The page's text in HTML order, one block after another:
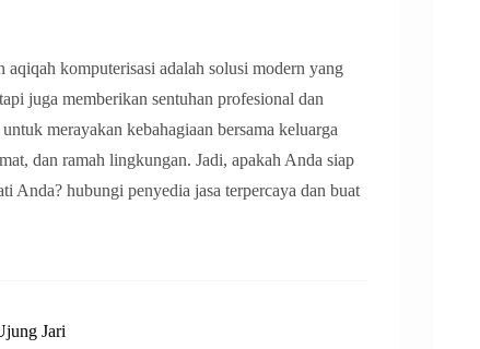
komputerisasi adalah solusi modern yang
juga memberikan sentuhan profesional dan
merayakan kebahagiaan bersama keluarga
dan ramah lingkungan. Jadi, apakah Anda siap
Anda? hubungi penyedia jasa terpercaya dan buat
Jari